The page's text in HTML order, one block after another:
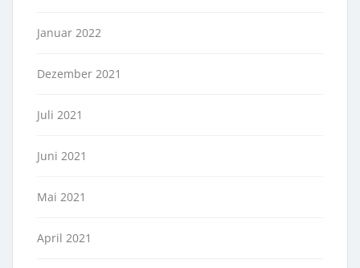
Januar 2022
Dezember 2021
Juli 2021
Juni 2021
Mai 2021
April 2021